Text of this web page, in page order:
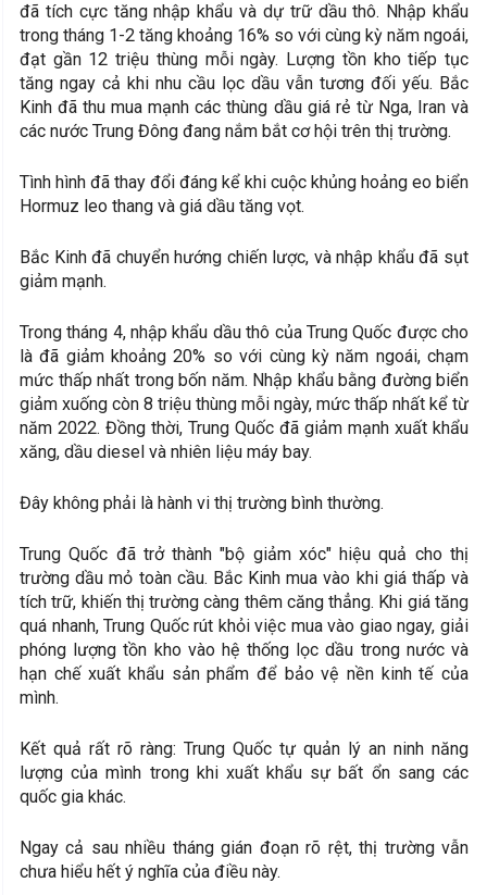
đã tích cực tăng nhập khẩu và dự trữ dầu thô. Nhập khẩu
trong tháng 1-2 tăng khoảng 16% so với cùng kỳ năm ngoái,
đạt gần 12 triệu thùng mỗi ngày. Lượng tồn kho tiếp tục
tăng ngay cả khi nhu cầu lọc dầu vẫn tương đối yếu. Bắc
Kinh đã thu mua mạnh các thùng dầu giá rẻ từ Nga, Iran và
các nước Trung Đông đang nắm bắt cơ hội trên thị trường.
Tình hình đã thay đổi đáng kể khi cuộc khủng hoảng eo biển
Hormuz leo thang và giá dầu tăng vọt.
Bắc Kinh đã chuyển hướng chiến lược, và nhập khẩu đã sụt
giảm mạnh.
Trong tháng 4, nhập khẩu dầu thô của Trung Quốc được cho
là đã giảm khoảng 20% so với cùng kỳ năm ngoái, chạm
mức thấp nhất trong bốn năm. Nhập khẩu bằng đường biển
giảm xuống còn 8 triệu thùng mỗi ngày, mức thấp nhất kể từ
năm 2022. Đồng thời, Trung Quốc đã giảm mạnh xuất khẩu
xăng, dầu diesel và nhiên liệu máy bay.
Đây không phải là hành vi thị trường bình thường.
Trung Quốc đã trở thành "bộ giảm xóc" hiệu quả cho thị
trường dầu mỏ toàn cầu. Bắc Kinh mua vào khi giá thấp và
tích trữ, khiến thị trường càng thêm căng thẳng. Khi giá tăng
quá nhanh, Trung Quốc rút khỏi việc mua vào giao ngay, giải
phóng lượng tồn kho vào hệ thống lọc dầu trong nước và
hạn chế xuất khẩu sản phẩm để bảo vệ nền kinh tế của
mình.
Kết quả rất rõ ràng: Trung Quốc tự quản lý an ninh năng
lượng của mình trong khi xuất khẩu sự bất ổn sang các
quốc gia khác.
Ngay cả sau nhiều tháng gián đoạn rõ rệt, thị trường vẫn
chưa hiểu hết ý nghĩa của điều này.